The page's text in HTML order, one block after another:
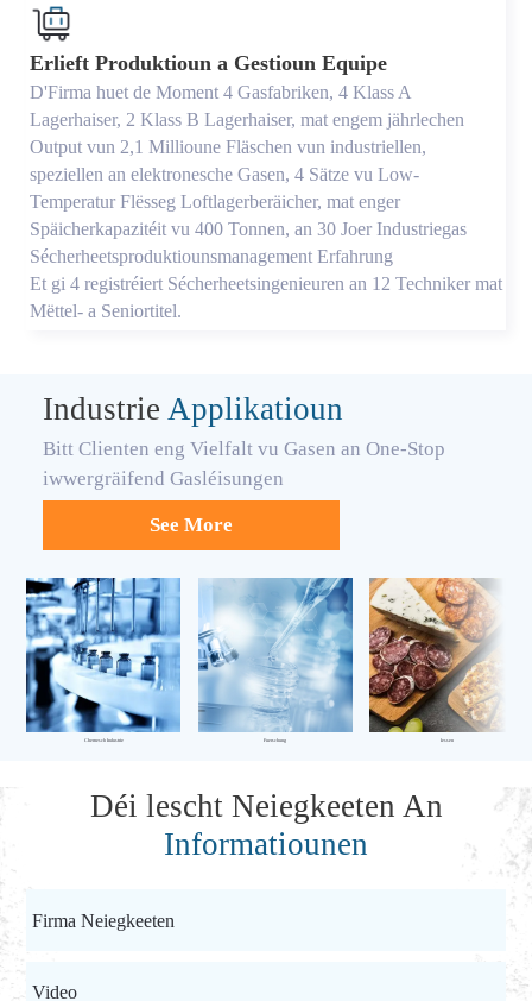
Erlieft Produktioun a Gestioun Equipe
D'Firma huet de Moment 4 Gasfabriken, 4 Klass A
Lagerhaiser, 2 Klass B Lagerhaiser, mat engem jährlechen
Output vun 2,1 Millioune Fläschen vun industriellen,
speziellen an elektronesche Gasen, 4 Sätze vu Low-
Temperatur Flësseg Loftlagerberäicher, mat enger
Späicherkapazitéit vu 400 Tonnen, an 30 Joer Industriegas
Sécherheetsproduktiounsmanagement Erfahrung
Et gi 4 registréiert Sécherheetsingenieuren an 12 Techniker mat
Mëttel- a Seniortitel.
Industrie Applikatioun
Bitt Clienten eng Vielfalt vu Gasen an One-Stop
iwwergräifend Gasléisungen
See More
Chemesch Industrie Fuerschung Iessen
Déi lescht Neiegkeeten An
Informatiounen
Firma Neiegkeeten
Video